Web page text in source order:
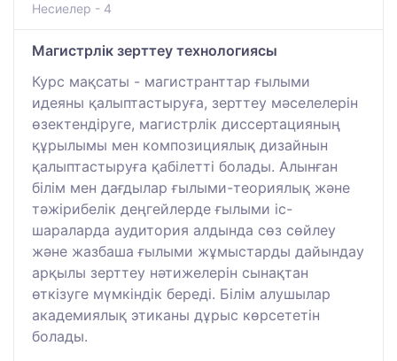
Несиелер - 4
Магистрлік зерттеу технологиясы
Курс мақсаты - магистранттар ғылыми
идеяны қалыптастыруға, зерттеу мәселелерін
өзектендіруге, магистрлік диссертацияның
құрылымы мен композициялық дизайнын
қалыптастыруға қабілетті болады. Алынған
білім мен дағдылар ғылыми-теориялық және
тәжірибелік деңгейлерде ғылыми іс-
шараларда аудитория алдында сөз сөйлеу
және жазбаша ғылыми жұмыстарды дайындау
арқылы зерттеу нәтижелерін сынақтан
өткізуге мүмкіндік береді. Білім алушылар
академиялық этиканы дұрыс көрсететін
болады.